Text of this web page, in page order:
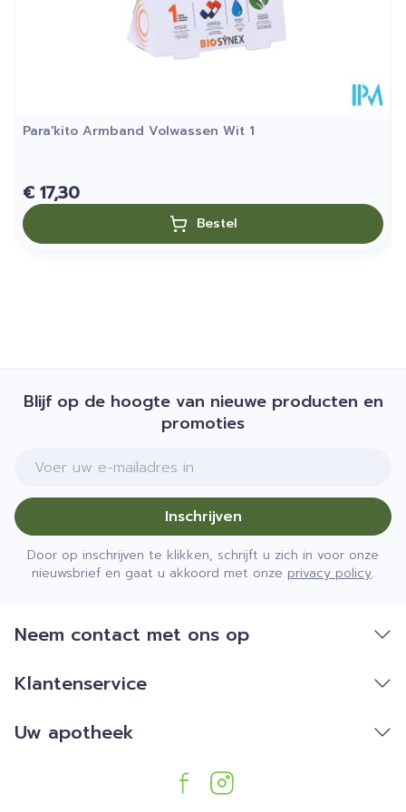
Para'kito Armband Volwassen Wit 1
€ 17,30
Bestel
Blijf op de hoogte van nieuwe producten en
promoties
E-mail adres
Inschrijven
Door op inschrijven te klikken, schrijft u zich in voor onze
nieuwsbrief en gaat u akkoord met onze privacy policy.
Neem contact met ons op
Klantenservice
Uw apotheek